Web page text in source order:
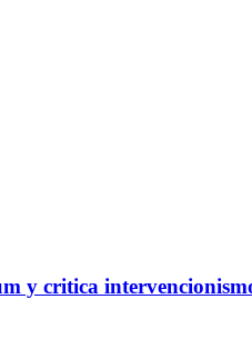
y critica